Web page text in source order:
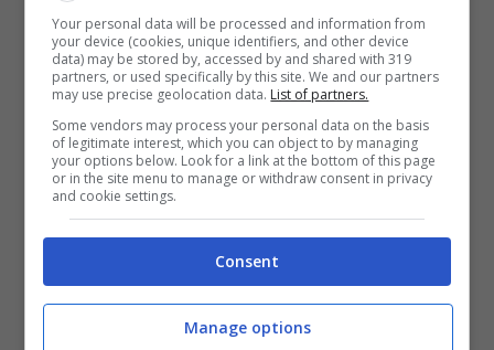
Chalmers a Johnson, “avremmo dovuto
spiegare perché stavamo effettivamente
invadendo un alleato storico della NATO”.
Nonostante la tentazione e la frustrazione
per i negoziati infruttuosi con l’UE –
descritti da Johnson come trattamenti
con malizia e disprezzo” – il piano non fu
mai attuato. La consapevolezza delle
Your personal data will be processed and information from
your device (cookies, unique identifiers, and other device
data) may be stored by, accessed by and shared with 319
partners, or used specifically by this site. We and our partners
may use precise geolocation data. List of partners.
Some vendors may process your personal data on the basis
of legitimate interest, which you can object to by managing
your options below. Look for a link at the bottom of this page
or in the site menu to manage or withdraw consent in privacy
and cookie settings.
Consent
Manage options